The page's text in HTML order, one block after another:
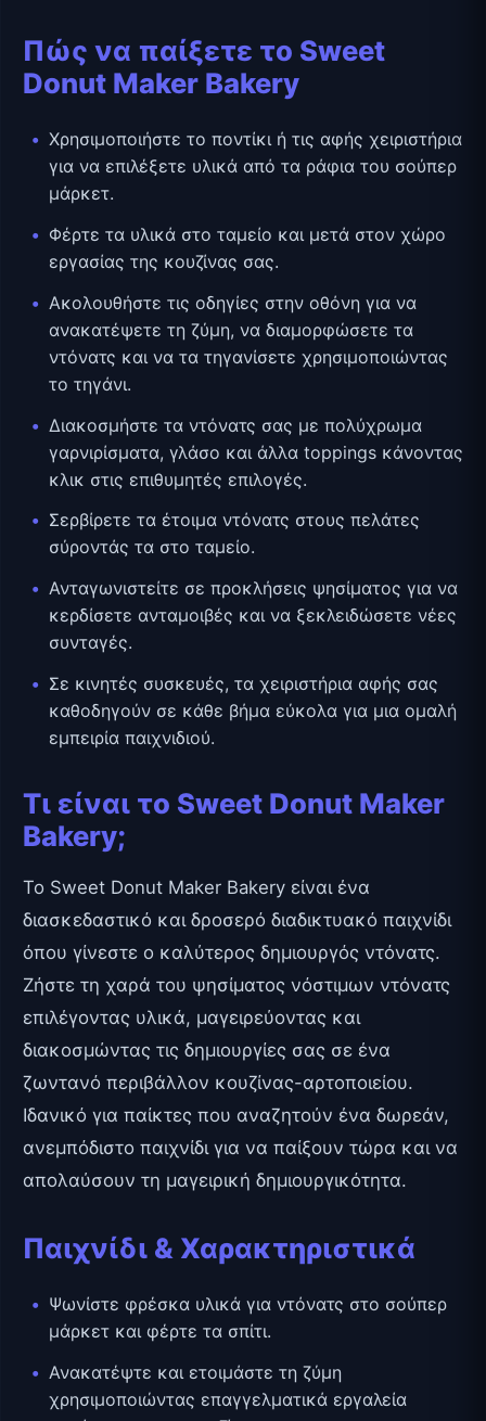
Πώς να παίξετε το Sweet
Donut Maker Bakery
Χρησιμοποιήστε το ποντίκι ή τις αφής χειριστήρια
για να επιλέξετε υλικά από τα ράφια του σούπερ
μάρκετ.
Φέρτε τα υλικά στο ταμείο και μετά στον χώρο
εργασίας της κουζίνας σας.
Ακολουθήστε τις οδηγίες στην οθόνη για να
ανακατέψετε τη ζύμη, να διαμορφώσετε τα
ντόνατς και να τα τηγανίσετε χρησιμοποιώντας
το τηγάνι.
Διακοσμήστε τα ντόνατς σας με πολύχρωμα
γαρνιρίσματα, γλάσο και άλλα toppings κάνοντας
κλικ στις επιθυμητές επιλογές.
Σερβίρετε τα έτοιμα ντόνατς στους πελάτες
σύροντάς τα στο ταμείο.
Ανταγωνιστείτε σε προκλήσεις ψησίματος για να
κερδίσετε ανταμοιβές και να ξεκλειδώσετε νέες
συνταγές.
Σε κινητές συσκευές, τα χειριστήρια αφής σας
καθοδηγούν σε κάθε βήμα εύκολα για μια ομαλή
εμπειρία παιχνιδιού.
Τι είναι το Sweet Donut Maker
Bakery;
Το Sweet Donut Maker Bakery είναι ένα
διασκεδαστικό και δροσερό διαδικτυακό παιχνίδι
όπου γίνεστε ο καλύτερος δημιουργός ντόνατς.
Ζήστε τη χαρά του ψησίματος νόστιμων ντόνατς
επιλέγοντας υλικά, μαγειρεύοντας και
διακοσμώντας τις δημιουργίες σας σε ένα
ζωντανό περιβάλλον κουζίνας-αρτοποιείου.
Ιδανικό για παίκτες που αναζητούν ένα δωρεάν,
ανεμπόδιστο παιχνίδι για να παίξουν τώρα και να
απολαύσουν τη μαγειρική δημιουργικότητα.
Παιχνίδι & Χαρακτηριστικά
Ψωνίστε φρέσκα υλικά για ντόνατς στο σούπερ
μάρκετ και φέρτε τα σπίτι.
Ανακατέψτε και ετοιμάστε τη ζύμη
χρησιμοποιώντας επαγγελματικά εργαλεία